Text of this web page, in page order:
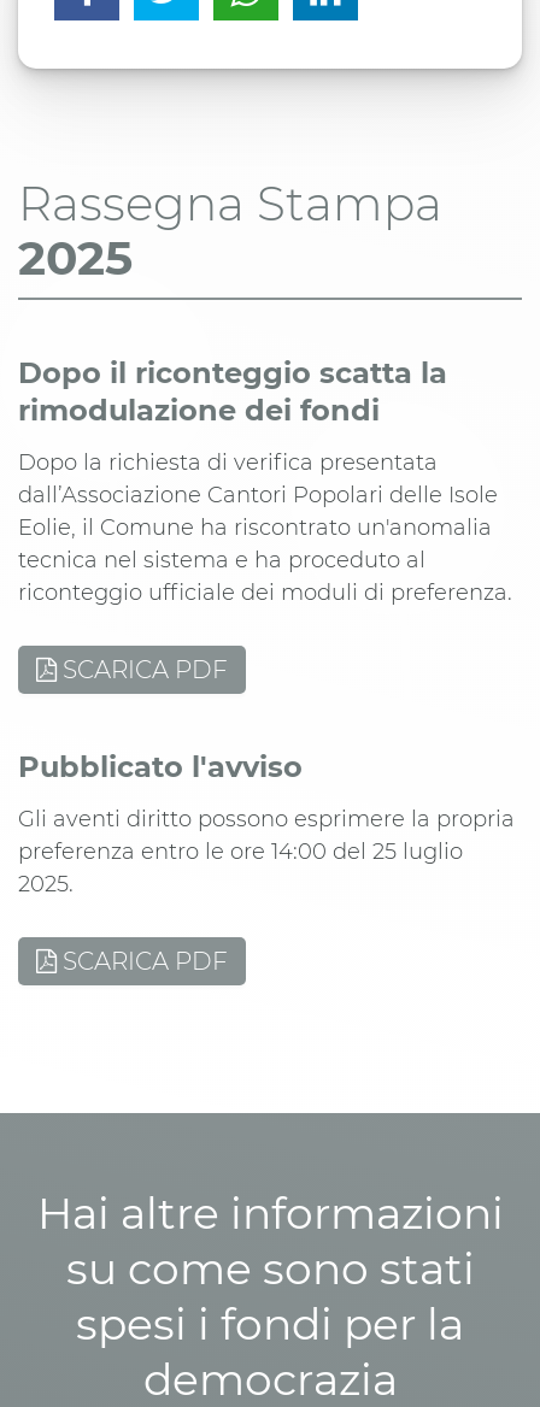
Rassegna Stampa
2025
Dopo il riconteggio scatta la
rimodulazione dei fondi
Dopo la richiesta di verifica presentata
dall’Associazione Cantori Popolari delle Isole
Eolie, il Comune ha riscontrato un'anomalia
tecnica nel sistema e ha proceduto al
riconteggio ufficiale dei moduli di preferenza.
SCARICA PDF
Pubblicato l'avviso
Gli aventi diritto possono esprimere la propria
preferenza entro le ore 14:00 del 25 luglio
2025.
SCARICA PDF
Hai altre informazioni
su come sono stati
spesi i fondi per la
democrazia